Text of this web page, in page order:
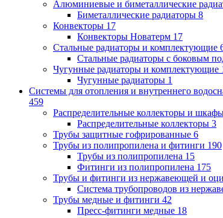
Алюминиевые и биметаллические
Биметаллические радиаторы 8
Конвекторы 17
Конвекторы Новатерм 17
Стальные радиаторы и комплектующие
Стальные радиаторы с боковым
Чугунные радиаторы и комплектующие
Чугунные радиаторы 1
Системы для отопления и внутреннего
459
Распределительные коллекторы и
Распределительные коллекторы 3
Трубы защитные гофрированные 6
Трубы из полипропилена и фитинги 190
Трубы из полипропилена 15
Фитинги из полипропилена 175
Трубы и фитинги из нержавеющей и
Система трубопроводов из
Трубы медные и фитинги 42
Пресс-фитинги медные 18